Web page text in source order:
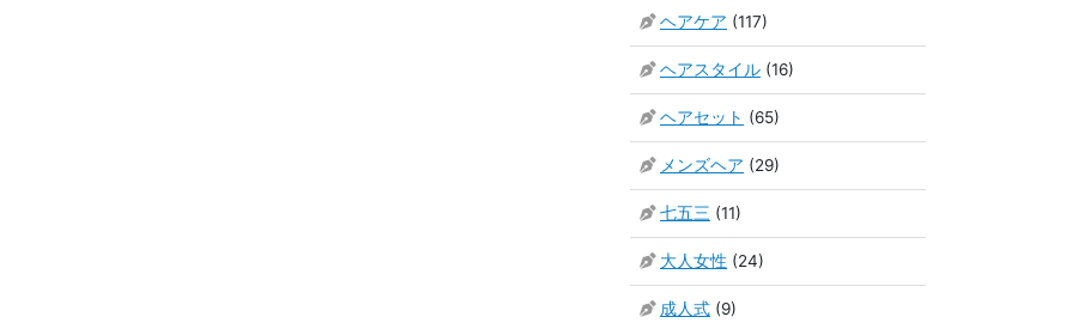
ヘアケア (117)
ヘアスタイル (16)
ヘアセット (65)
メンズヘア (29)
七五三 (11)
大人女性 (24)
成人式 (9)